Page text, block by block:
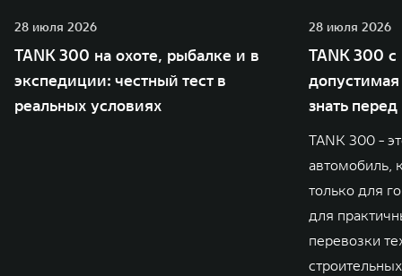
28 июля 2026
TANK 300 на охоте, рыбалке и в
экспедиции: честный тест в
реальных условиях
28 июля 2026
TANK 300
знать
TANK 300 -
автомобиль,
только для
для
перевозки